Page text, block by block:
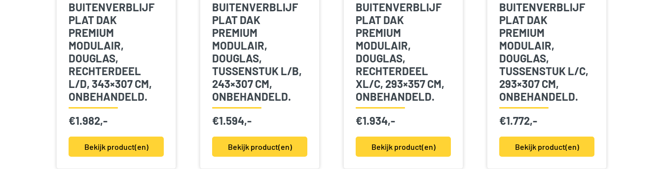
BUITENVERBLIJF
PLAT DAK
PREMIUM
MODULAIR,
DOUGLAS,
RECHTERDEEL
L/D, 343×307 CM,
ONBEHANDELD.
€1.982,-
Bekijk product(en)
BUITENVERBLIJF
PLAT DAK
PREMIUM
MODULAIR,
DOUGLAS,
TUSSENSTUK L/B,
243×307 CM,
ONBEHANDELD.
€1.594,-
Bekijk product(en)
BUITENVERBLIJF
PLAT DAK
PREMIUM
MODULAIR,
DOUGLAS,
RECHTERDEEL
XL/C, 293×357 CM,
ONBEHANDELD.
€1.934,-
Bekijk product(en)
BUITENVERBLIJF
PLAT DAK
PREMIUM
MODULAIR,
DOUGLAS,
TUSSENSTUK L/C,
293×307 CM,
ONBEHANDELD.
€1.772,-
Bekijk product(en)